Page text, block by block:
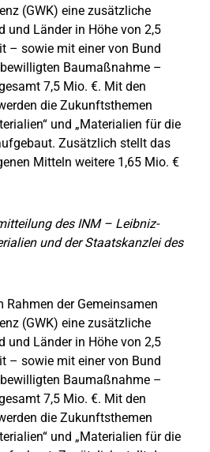
(GWK) eine zusätzliche
und Länder in Höhe von 2,5
– sowie mit einer von Bund
Baumaßnahme –
7,5 Mio. €. Mit den
die Zukunftsthemen
und „Materialien für die
Zusätzlich stellt das
Mitteln weitere 1,65 Mio. €
des INM – Leibniz-
und der Staatskanzlei des
Rahmen der Gemeinsamen
(GWK) eine zusätzliche
und Länder in Höhe von 2,5
– sowie mit einer von Bund
Baumaßnahme –
7,5 Mio. €. Mit den
die Zukunftsthemen
und „Materialien für die